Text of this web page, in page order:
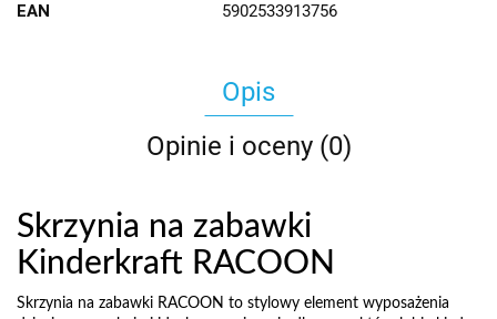
EAN 5902533913756
Opis
Opinie i oceny (0)
Skrzynia na zabawki
Kinderkraft RACOON
Skrzynia na zabawki RACOON to stylowy element wyposażenia